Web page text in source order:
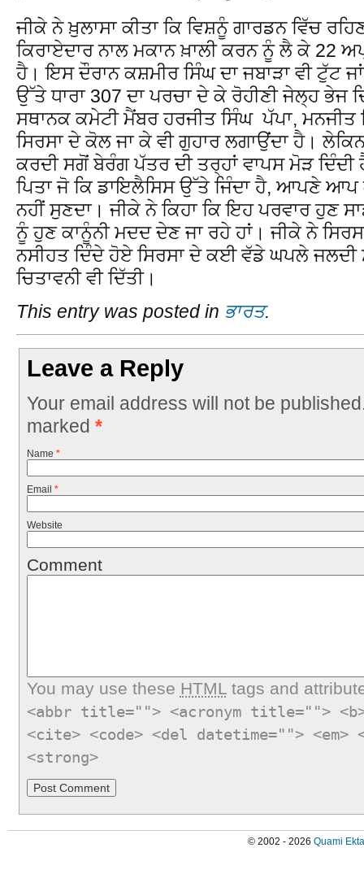
ਜੀਕੇ ਨੇ ਖ਼ੁਲਾਸਾ ਕੀਤਾ ਕਿ ਵਿਸ਼ਨੂੰ ਗਾਰਡਨ ਵਿੱਚ
ਕਿਰਾਏਦਾਰ ਨਾਲ ਮਕਾਨ ਖ਼ਾਲੀ ਕਰਨ ਨੂੰ ਲੈ ਕੇ 22
ਹੈ। ਇਸ ਦੌਰਾਨ ਕਸ਼ਮੀਰ ਸਿੰਘ ਦਾ ਜਬਾੜਾ ਵੀ ਟੁੱਟ
ਉੱਤੇ ਧਾਰਾ 307 ਦਾ ਪਰਚਾ ਦੇ ਕੇ ਰੋਹੀਣੀ ਜੇਲ੍ਹ ਭੇਜ
ਸਥਾਨਕ ਕਮੇਟੀ ਮੈਂਬਰ ਹਰਜੀਤ ਸਿੰਘ ਪੱਪਾ,
ਸਿਰਸਾ ਦੇ ਕੋਲ ਜਾ ਕੇ ਵੀ ਗੁਹਾਰ ਲਗਾਉਂਦਾ ਹੈ।
ਕਰਦੀ ਸਗੋਂ ਬੇਰੰਗ ਪੱਤਰ ਦੀ ਤਰ੍ਹਾਂ ਵਾਪਸ ਮੋੜ
ਪਿਤਾ ਜੋ ਕਿ ਡਾਇਲੈਸਿਸ ਉੱਤੇ ਜਿੰਦਾ ਹੈ, ਆਪਣੇ
ਨਹੀਂ ਸੁਣਦਾ। ਜੀਕੇ ਨੇ ਕਿਹਾ ਕਿ ਇਹ ਪਰਵਾਰ ਹੁਣ
ਨੂੰ ਹੁਣ ਕਾਨੂੰਨੀ ਮਦਦ ਦੇਣ ਜਾ ਰਹੇ ਹਾਂ। ਜੀਕੇ ਨੇ
ਨਸੀਹਤ ਦਿੰਦੇ ਹੋਏ ਸਿਰਸਾ ਦੇ ਕਈ ਵੱਡੇ ਘਪਲੇ
ਚਿਤਾਵਨੀ ਵੀ ਦਿੱਤੀ।
This entry was posted in ਭਾਰਤ.
Leave a Reply
Your email address will not be
marked *
Name *
Email *
Website
Comment
You may use these HTMLtags and
<abbr title=""> <acronym title="">
<cite> <code> <del datetime="">
<strong>
© 2002 - 2026 Quami